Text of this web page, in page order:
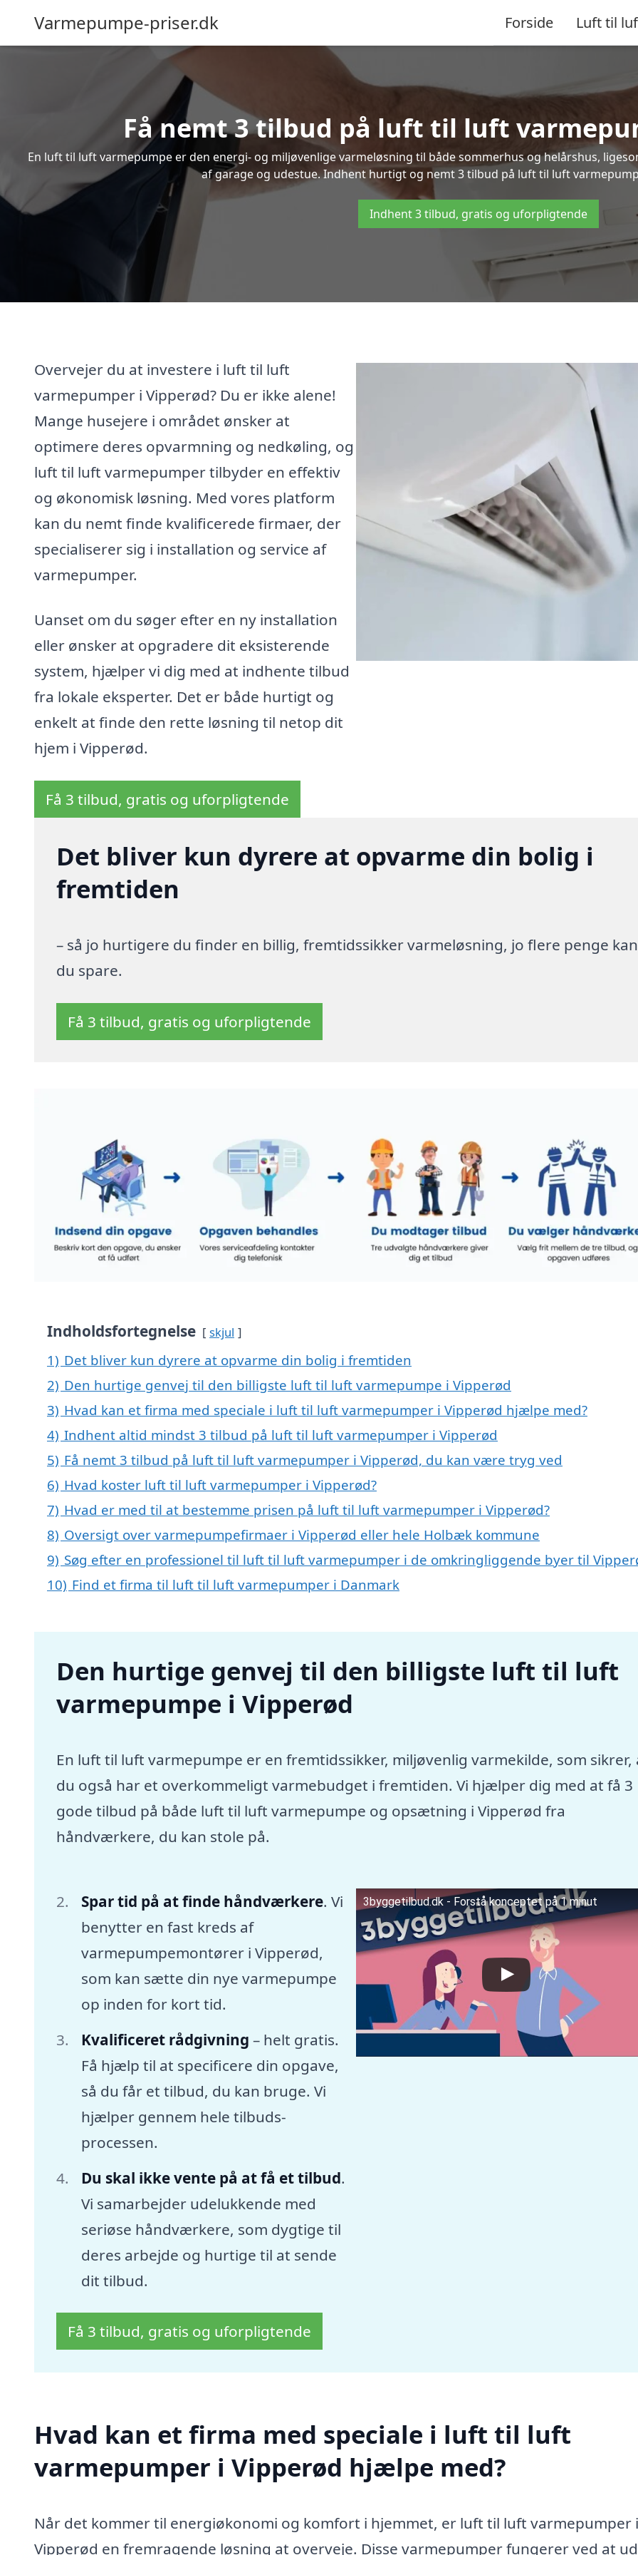
Varmepumpe-priser.dk Forside Luft til
Få nemt 3 tilbud på luft til luft
En luft til luft varmepumpe er den energi- og miljøvenlige varmeløsning til både sommerhus og helårshus,
af garage og udestue. Indhent hurtigt og nemt 3 tilbud på luft til luft
Indhent 3 tilbud, gratis og uforpligtende
Overvejer du at investere i luft til luft
varmepumper i Vipperød? Du er ikke alene!
Mange husejere i området ønsker at
optimere deres opvarmning og nedkøling, og
luft til luft varmepumper tilbyder en effektiv
og økonomisk løsning. Med vores platform
kan du nemt finde kvalificerede firmaer, der
specialiserer sig i installation og service af
varmepumper.
Uanset om du søger efter en ny installation
eller ønsker at opgradere dit eksisterende
system, hjælper vi dig med at indhente tilbud
fra lokale eksperter. Det er både hurtigt og
enkelt at finde den rette løsning til netop dit
hjem i Vipperød.
Få 3 tilbud, gratis og uforpligtende
Det bliver kun dyrere at opvarme din bolig i
fremtiden
– så jo hurtigere du finder en billig, fremtidssikker varmeløsning, jo flere penge kan
du spare.
Få 3 tilbud, gratis og uforpligtende
Indholdsfortegnelse skjul
1) Det bliver kun dyrere at opvarme din bolig i fremtiden
2) Den hurtige genvej til den billigste luft til luft varmepumpe i Vipperød
3) Hvad kan et firma med speciale i luft til luft varmepumper i Vipperød hjælpe med?
4) Indhent altid mindst 3 tilbud på luft til luft varmepumper i Vipperød
5) Få nemt 3 tilbud på luft til luft varmepumper i Vipperød, du kan være tryg ved
6) Hvad koster luft til luft varmepumper i Vipperød?
7) Hvad er med til at bestemme prisen på luft til luft varmepumper i Vipperød?
8) Oversigt over varmepumpefirmaer i Vipperød eller hele Holbæk kommune
9) Søg efter en professionel til luft til luft varmepumper i de omkringliggende byer til
10) Find et firma til luft til luft varmepumper i Danmark
Den hurtige genvej til den billigste luft til luft
varmepumpe i Vipperød
En luft til luft varmepumpe er en fremtidssikker, miljøvenlig varmekilde, som sikrer,
du også har et overkommeligt varmebudget i fremtiden. Vi hjælper dig med at få 3
gode tilbud på både luft til luft varmepumpe og opsætning i Vipperød fra
håndværkere, du kan stole på.
Spar tid på at finde håndværkere. Vi
benytter en fast kreds af
varmepumpemontører i Vipperød,
som kan sætte din nye varmepumpe
op inden for kort tid.
Kvalificeret rådgivning – helt gratis.
Få hjælp til at specificere din opgave,
så du får et tilbud, du kan bruge. Vi
hjælper gennem hele tilbuds-
processen.
Du skal ikke vente på at få et tilbud.
Vi samarbejder udelukkende med
seriøse håndværkere, som dygtige til
deres arbejde og hurtige til at sende
dit tilbud.
3byggetilbud.dk - Forstå konceptet på 1 minut
Få 3 tilbud, gratis og uforpligtende
Hvad kan et firma med speciale i luft til luft
varmepumper i Vipperød hjælpe med?
Når det kommer til energiøkonomi og komfort i hjemmet, er luft til luft varmepumper i
Vipperød en fremragende løsning at overveje. Disse varmepumper fungerer ved at